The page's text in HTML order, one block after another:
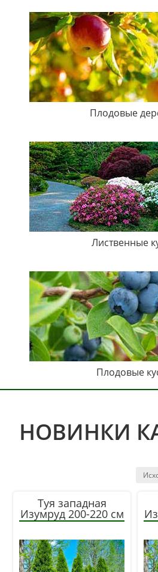
Плодовые
Лиственные
Плодовые
НОВИНКИ
Туя западная
Изумруд 200-220 см